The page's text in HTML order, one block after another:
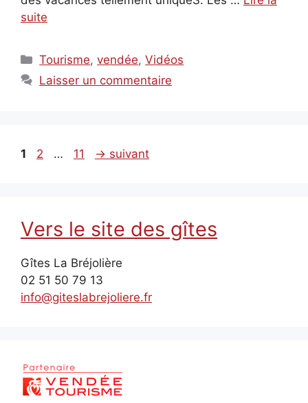
suite
Catégories
Tourisme,vendée,Vidéos
Laisser un commentaire
Page
1 Page
2 … Page
11 → suivant
Vers le site des gîtes
Gîtes La Bréjolière
02 51 50 79 13
info@giteslabrejoliere.fr